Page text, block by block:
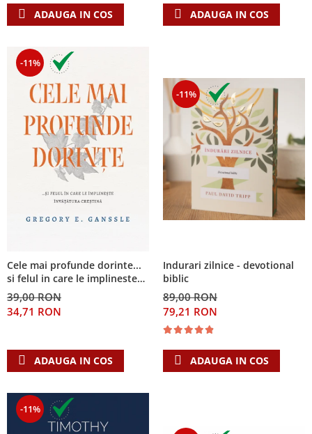
ADAUGA IN COS ADAUGA IN COS
-11%
Cele mai profunde dorinte...
si felul in care le implineste
invatatura crestina
39,00 RON
34,71 RON
ADAUGA IN COS
-11%
Indurari zilnice - devotional
biblic
89,00 RON
79,21 RON
ADAUGA IN COS
-11%